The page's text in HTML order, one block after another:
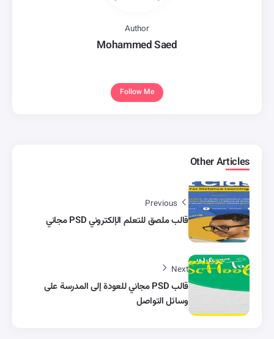
Author
Mohammed Saed
Follow Me
Other Articles
Previous
قالب ملصق للتعلم الإلكتروني PSD مجاني
Next
قالب PSD مجاني للعودة إلى المدرسة على
وسائل التواصل